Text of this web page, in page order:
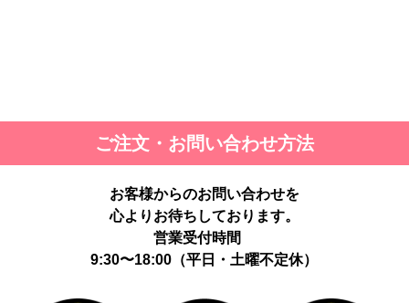
ご注文・お問い合わせ方法
お客様からのお問い合わせを
心よりお待ちしております。
営業受付時間
9:30〜18:00（平日・土曜不定休）